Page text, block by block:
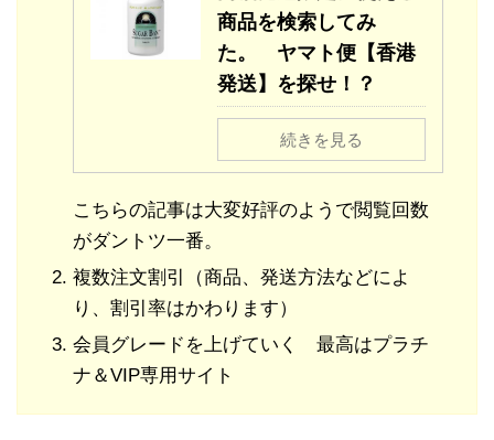
商品を検索してみ
た。 ヤマト便【香港
発送】を探せ！？
続きを見る
こちらの記事は大変好評のようで閲覧回数
がダントツ一番。
複数注文割引（商品、発送方法などによ
り、割引率はかわります）
会員グレードを上げていく 最高はプラチ
ナ＆VIP専用サイト